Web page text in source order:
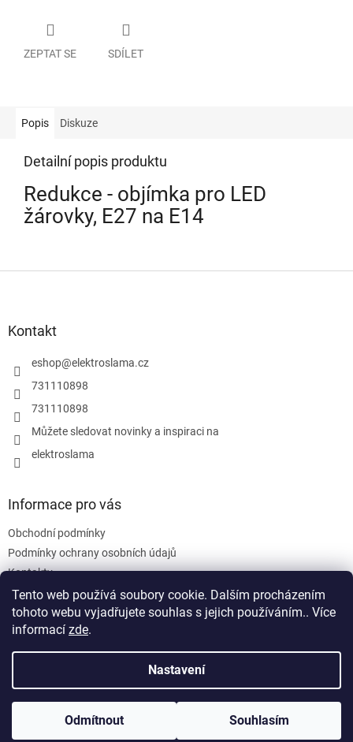
Tento web používá soubory cookie. Dalším procházením
tohoto webu vyjadřujete souhlas s jejich používáním.. Více
informací zde.
Nastavení
Odmítnout Souhlasím
ZEPTAT SE SDÍLET
Popis Diskuze
Detailní popis produktu
Redukce - objímka pro LED
žárovky, E27 na E14
Kontakt
eshop@elektroslama.cz
731110898
731110898
Můžete sledovat novinky a inspiraci na
elektroslama
Informace pro vás
Obchodní podmínky
Podmínky ochrany osobních údajů
Kontakty
Vytvořil Shoptet
Copyright 2026ELEKTRO-M.Sláma . Všechna práva vyhrazena.